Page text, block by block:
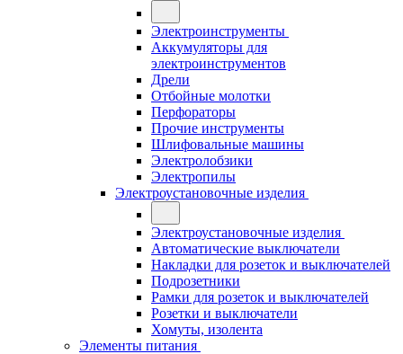
Электроинструменты
Аккумуляторы для
электроинструментов
Дрели
Отбойные молотки
Перфораторы
Прочие инструменты
Шлифовальные машины
Электролобзики
Электропилы
Электроустановочные изделия
Электроустановочные изделия
Автоматические выключатели
Накладки для розеток и выключателей
Подрозетники
Рамки для розеток и выключателей
Розетки и выключатели
Хомуты, изолента
Элементы питания